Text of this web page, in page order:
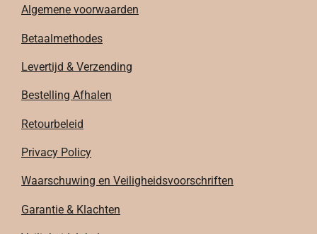
Algemene voorwaarden
Betaalmethodes
Levertijd & Verzending
Bestelling Afhalen
Retourbeleid
Privacy Policy
Waarschuwing en Veiligheidsvoorschriften
Garantie & Klachten